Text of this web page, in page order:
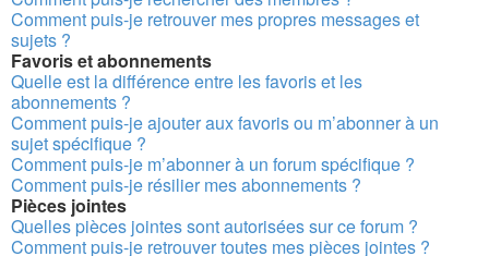
Comment puis-je retrouver mes propres messages et
sujets ?
Favoris et abonnements
Quelle est la différence entre les favoris et les
abonnements ?
Comment puis-je ajouter aux favoris ou m’abonner à un
sujet spécifique ?
Comment puis-je m’abonner à un forum spécifique ?
Comment puis-je résilier mes abonnements ?
Pièces jointes
Quelles pièces jointes sont autorisées sur ce forum ?
Comment puis-je retrouver toutes mes pièces jointes ?